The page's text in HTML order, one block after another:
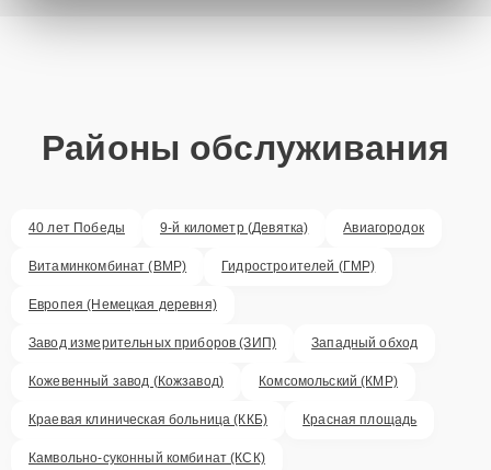
Районы обслуживания
40 лет Победы 9-й километр (Девятка) Авиагородок
Витаминкомбинат (ВМР) Гидростроителей (ГМР)
Европея (Немецкая деревня)
Завод измерительных приборов (ЗИП) Западный обход
Кожевенный завод (Кожзавод) Комсомольский (КМР)
Краевая клиническая больница (ККБ) Красная площадь
Камвольно-суконный комбинат (КСК)